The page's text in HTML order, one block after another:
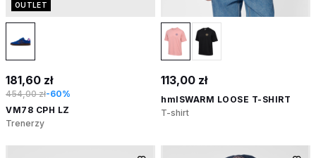
OUTLET
181,60 zł
454,00 zł-60%
VM78 CPH LZ
Trenerzy
113,00 zł
hmlSWARM LOOSE T-SHIRT
T-shirt